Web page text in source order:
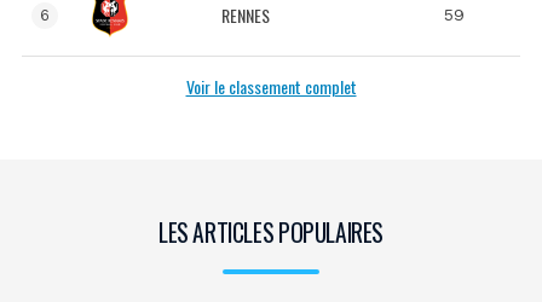
6 RENNES 59
Voir le classement complet
LES ARTICLES POPULAIRES